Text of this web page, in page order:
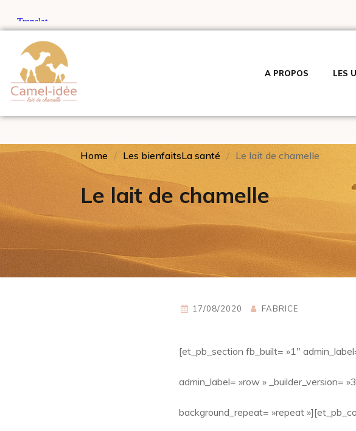
A PROPOS LES
Home Les bienfaitsLa santé Le lait de chamelle
Le lait de chamelle
17/08/2020 FABRICE
[et_pb_section fb_built= »1″
admin_label= »row » _builder_version=
background_repeat= »repeat